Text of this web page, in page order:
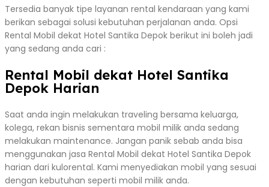
Tersedia banyak tipe layanan rental kendaraan yang kami
berikan sebagai solusi kebutuhan perjalanan anda. Opsi
Rental Mobil dekat Hotel Santika Depok berikut ini boleh jadi
yang sedang anda cari :
Rental Mobil dekat Hotel Santika
Depok Harian
Saat anda ingin melakukan traveling bersama keluarga,
kolega, rekan bisnis sementara mobil milik anda sedang
melakukan maintenance. Jangan panik sebab anda bisa
menggunakan jasa Rental Mobil dekat Hotel Santika Depok
harian dari kulorental. Kami menyediakan mobil yang sesuai
dengan kebutuhan seperti mobil milik anda.